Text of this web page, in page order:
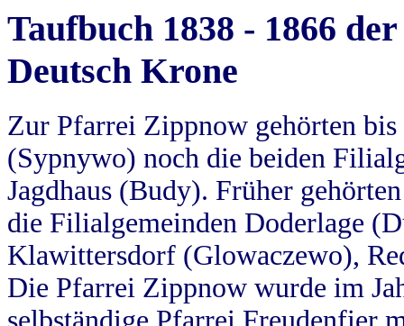
Taufbuch 1838 - 1866
Deutsch Krone
Zur Pfarrei Zippnow gehörten
(Sypnywo) noch die beiden
Jagdhaus (Budy). Früher
die Filialgemeinden Doderlage
Klawittersdorf (Glowaczewo),
Die Pfarrei Zippnow wurde im